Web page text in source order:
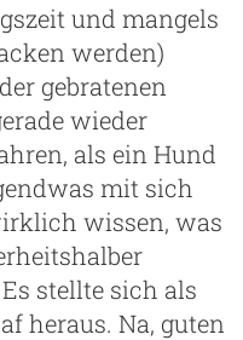
und mangels
werden)
gebratenen
wieder
als ein Hund
mit sich
wissen, was
stellte sich als
heraus. Na, guten